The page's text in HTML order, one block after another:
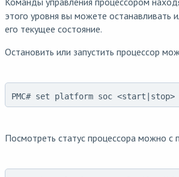
этого уровня вы можете останавливать
его текущее состояние.
Остановить или запустить процессор
PMC# set platform soc <start|stop>
Посмотреть статус процессора можно